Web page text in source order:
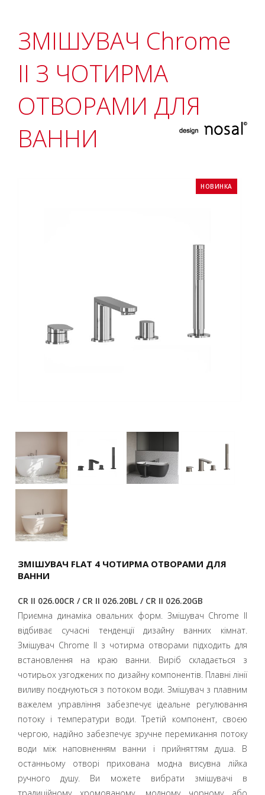
ЗМІШУВАЧ Chrome
II З ЧОТИРМА
ОТВОРАМИ ДЛЯ
ВАННИ
НОВИНКА
ЗМІШУВАЧ FLAT 4 ЧОТИРМА ОТВОРАМИ ДЛЯ
ВАННИ
CR II 026.00CR / CR II 026.20BL / CR II 026.20GB
Приємна динаміка овальних форм. Змішувач Chrome II
відбиває сучасні тенденції дизайну ванних кімнат.
Змішувач Chrome II з чотирма отворами підходить для
встановлення на краю ванни. Виріб складається з
чотирьох узгоджених по дизайну компонентів. Плавні лінії
виливу поєднуються з потоком води. Змішувач з плавним
важелем управління забезпечує ідеальне регулювання
потоку і температури води. Третій компонент, своєю
чергою, надійно забезпечує зручне перемикання потоку
води між наповненням ванни і прийняттям душа. В
останньому отворі прихована модна висувна лійка
ручного душу. Ви можете вибрати змішувачі в